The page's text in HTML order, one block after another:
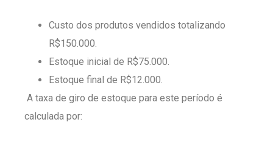
Custo dos produtos vendidos totalizando
R$150.000.
Estoque inicial de R$75.000.
Estoque final de R$12.000.
A taxa de giro de estoque para este período é
calculada por: